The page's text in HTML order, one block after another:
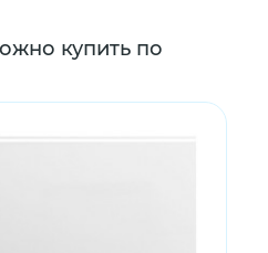
купить по